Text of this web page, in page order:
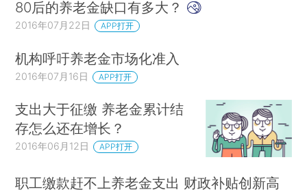
80后的养老金缺口有多大？
2016年07月22日 APP打开
机构呼吁养老金市场化准入
2016年07月16日 APP打开
支出大于征缴 养老金累计结
存怎么还在增长？
2016年06月12日 APP打开
职工缴款赶不上养老金支出 财政补贴创新高